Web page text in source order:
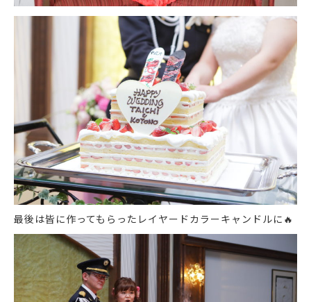
最後は皆に作ってもらったレイヤードカラーキャンドルに 🔥